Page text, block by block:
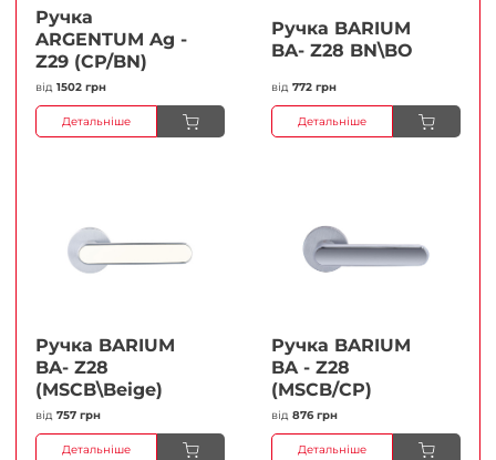
Ручка
ARGENTUM Ag -
Z29 (CP/BN)
від 1502 грн
Детальніше
Ручка BARIUM
BA- Z28 BN\BO
від 772 грн
Детальніше
Ручка BARIUM
BA- Z28
(MSCB\Beige)
від 757 грн
Детальніше
Ручка BARIUM
BA - Z28
(MSCB/CP)
від 876 грн
Детальніше